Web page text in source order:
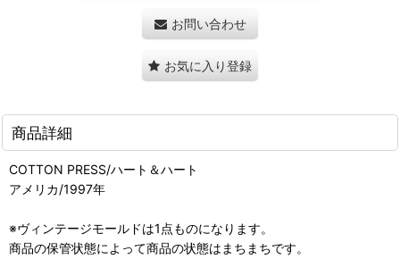
お問い合わせ
お気に入り登録
商品詳細
COTTON PRESS/ハート＆ハート
アメリカ/1997年
※ヴィンテージモールドは1点ものになります。
商品の保管状態によって商品の状態はまちまちです。